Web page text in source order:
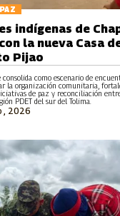
, 2026
indígenas de
la nueva Casa
Pijao
consolida como escenario de
la organización comunitaria,
de paz y reconciliación
PDET del sur del Tolima.